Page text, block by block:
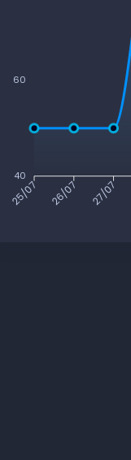
60
40
25/07 26/07 27/07